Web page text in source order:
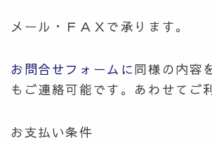
メール・ＦＡＸで承ります。
お問合せフォームに同様の内容
もご連絡可能です。あわせてご
お支払い条件